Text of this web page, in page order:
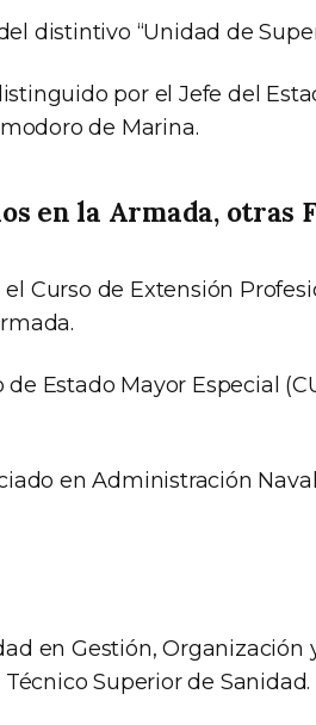
distintivo “Unidad de
por el Jefe del
de Marina.
en la Armada, otras
Curso de Extensión
Estado Mayor Especial
en Administración
en Gestión,
Superior de Sanidad.